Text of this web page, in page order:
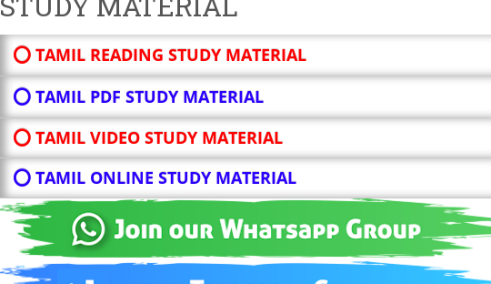
⭕ TAMIL READING STUDY MATERIAL
⭕ TAMIL PDF STUDY MATERIAL
⭕ TAMIL VIDEO STUDY MATERIAL
⭕ TAMIL ONLINE STUDY MATERIAL